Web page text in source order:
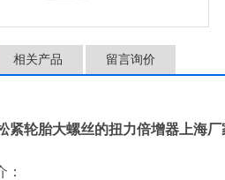
相关产品 留言询价
紧轮胎大螺丝的扭力倍增器上海厂
：